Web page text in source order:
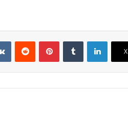
X
لينكدإن بينتيريست